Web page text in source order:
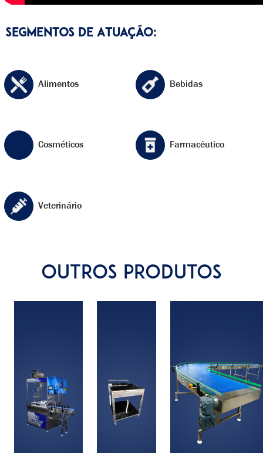
Segmentos de Atuação:
Alimentos Bebidas
Cosméticos Farmacêutico
Veterinário
OUTROS PRODUTOS